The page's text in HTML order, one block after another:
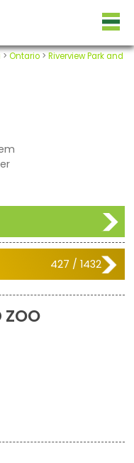
> Ontario> Riverview Park and
427 / 1432
ZOO